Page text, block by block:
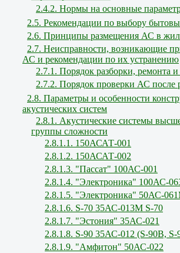
2.4.2. Нормы на основные
2.5. Рекомендации по выбору
2.6. Принципы размещения АС в
2.7. Неисправности, возникающие
АС и рекомендации по их устранению
2.7.1. Порядок разборки, ремонта
2.7.2. Порядок проверки АС после
2.8. Параметры и особенности
акустических систем
2.8.1. Акустические системы
группы сложности
2.8.1.1. 150АСАТ-001
2.8.1.2. 150АСАТ-002
2.8.1.3. "Пассат" 100АС-001
2.8.1.4. "Электроника" 100АС-
2.8.1.5. "Электроника" 50АС-
2.8.1.6. S-70 35АС-013М S-70
2.8.1.7. "Эстония" 35АС-021
2.8.1.8. S-90 35АС-012 (S-90В,
2.8.1.9. "Амфитон" 50АС-022